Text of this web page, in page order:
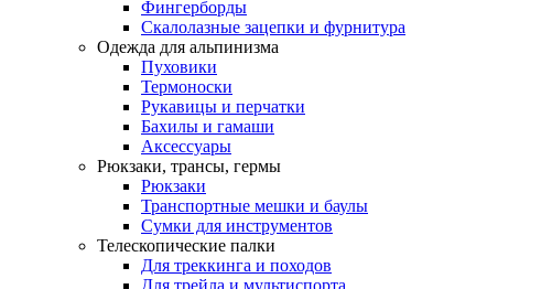
Фингерборды
Скалолазные зацепки и фурнитура
Одежда для альпинизма
Пуховики
Термоноски
Рукавицы и перчатки
Бахилы и гамаши
Аксессуары
Рюкзаки, трансы, гермы
Рюкзаки
Транспортные мешки и баулы
Сумки для инструментов
Телескопические палки
Для треккинга и походов
Для трейла и мультиспорта